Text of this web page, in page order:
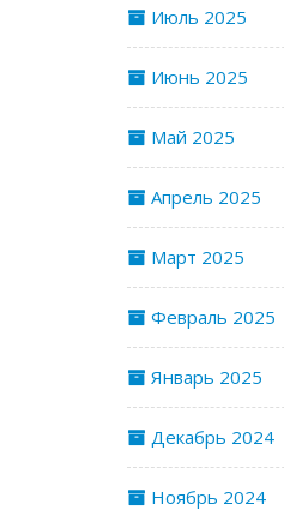
Июль 2025
Июнь 2025
Май 2025
Апрель 2025
Март 2025
Февраль 2025
Январь 2025
Декабрь 2024
Ноябрь 2024